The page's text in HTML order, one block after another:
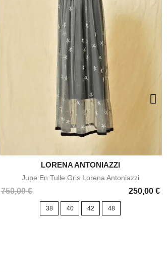
Aperçu rapide
LORENA ANTONIAZZI
Jupe En Tulle Gris Lorena Antoniazzi
750,00 € 250,00 €
Prix
38 40 42 48